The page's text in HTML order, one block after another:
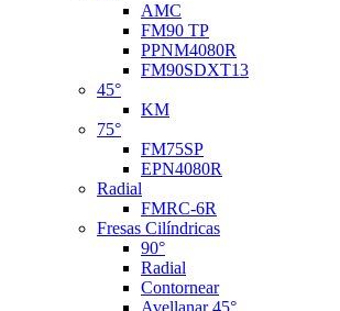
AMC
FM90 TP
PPNM4080R
FM90SDXT13
45°
KM
75°
FM75SP
EPN4080R
Radial
FMRC-6R
Fresas Cilíndricas
90°
Radial
Contornear
Avellanar 45°